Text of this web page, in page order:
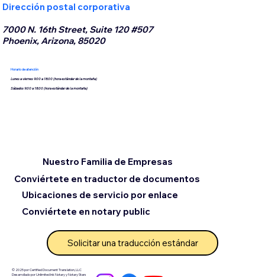
Dirección postal corporativa
7000 N. 16th Street, Suite 120 #507
Phoenix, Arizona, 85020
Horario de atención
Lunes a viernes 9:00 a 18:00 (hora estándar de la montaña)
Sábados 9:00 a 18:00 (hora estándar de la montaña)
© 2025 por Certified Document Translation, LLC
Desarrollado por Unlimited Ink Notary y Notary Stars
Conviértete en traductor de documentos
Ubicaciones de servicio por enlace
Nuestro Familia de Empresas
Conviértete en notary public
Solicitar una traducción estándar